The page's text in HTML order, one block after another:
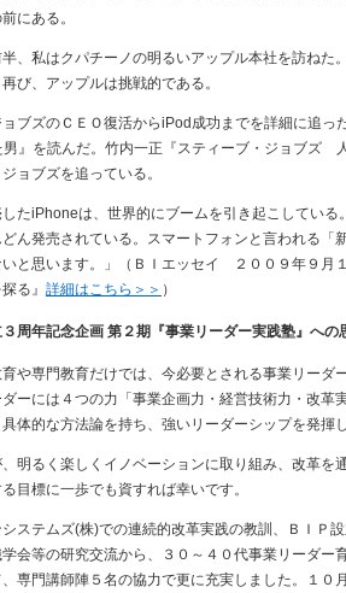
にある。
、私はクパチーノの明るいアップル本社を訪ねた
び、アップルは挑戦的である。
ブズのＣＥＯ復活からiPod成功までを詳細に追っ
男』を読んだ。竹内一正『スティーブ・ジョブズ
ョブズを追っている。
たiPhoneは、世界的にブームを引き起こしてい
ん発売されている。スマートフォンと言われる
いと思います。」（ＢＩエッセイ ２００９年９
る』 詳細はこちら＞＞ ）
３周年記念企画 第２期『事業リーダー実践塾』への
や専門教育だけでは、今必要とされる事業リーダ
ーには４つの力「事業企画力・経営技術力・改
体的な方法論を持ち、強いリーダーシップを発揮
明るく楽しくイノベーションに取り組み、改革を
目標に一歩でも資すれば幸いです。
ステムズ(株)での連続的改革実践の教訓、ＢＩＰ
会等の研究交流から、３０～４０代事業リーダ
、専門講師陣５名の協力で更に充実しました。１